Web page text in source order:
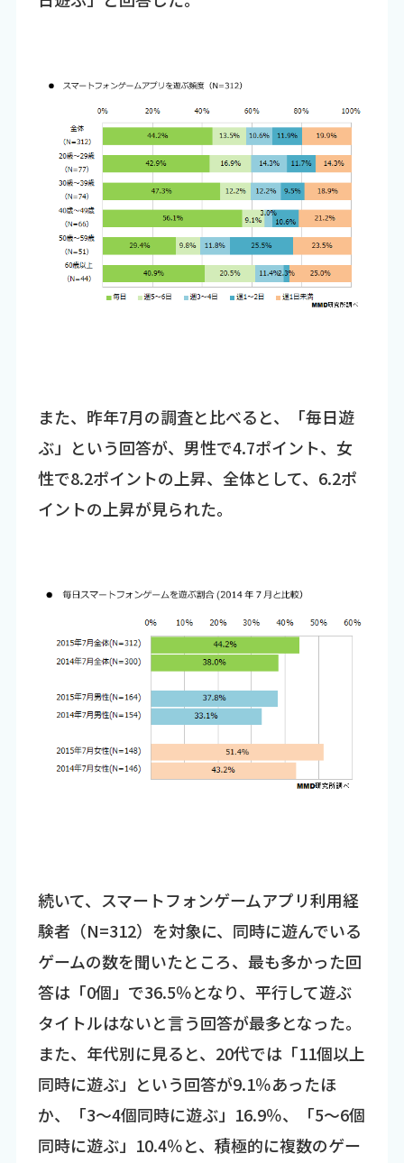
また、昨年7月の調査と比べると、「毎日遊
ぶ」という回答が、男性で4.7ポイント、女
性で8.2ポイントの上昇、全体として、6.2ポ
イントの上昇が見られた。
続いて、スマートフォンゲームアプリ利用経
験者（N=312）を対象に、同時に遊んでいる
ゲームの数を聞いたところ、最も多かった回
答は「0個」で36.5％となり、平行して遊ぶ
タイトルはないと言う回答が最多となった。
また、年代別に見ると、20代では「11個以上
同時に遊ぶ」という回答が9.1％あったほ
か、「3～4個同時に遊ぶ」16.9％、「5～6個
同時に遊ぶ」10.4％と、積極的に複数のゲー